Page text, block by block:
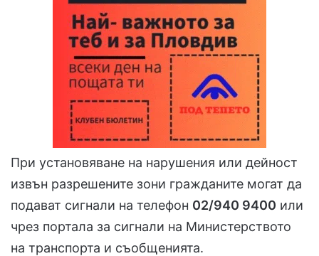
При установяване на нарушения или дейност
извън разрешените зони гражданите могат да
подават сигнали на телефон 02/940 9400 или
чрез портала за сигнали на Министерството
на транспорта и съобщенията.